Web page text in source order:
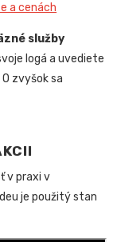
a cenách
služby
logá a uvediete
zvyšok sa
v praxi v
je použitý stan